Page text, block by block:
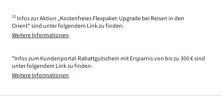
11 Infos zur Aktion „Kostenfreies Flexpaket-Upgrade bei Reisen in den
Orient“ sind unter folgendem Link zu finden:
Weitere Informationen
*Infos zum Kundenportal-Rabattgutschein mit Ersparnis von bis zu 300 € sind
unter folgendem Link zu finden:
Weitere Informationen